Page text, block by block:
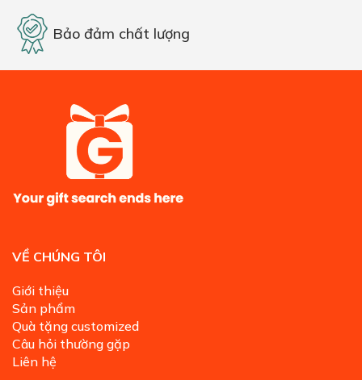
Bảo đảm chất lượng
VỀ CHÚNG TÔI
Giới thiệu
Sản phẩm
Quà tặng customized
Câu hỏi thường gặp
Liên hệ